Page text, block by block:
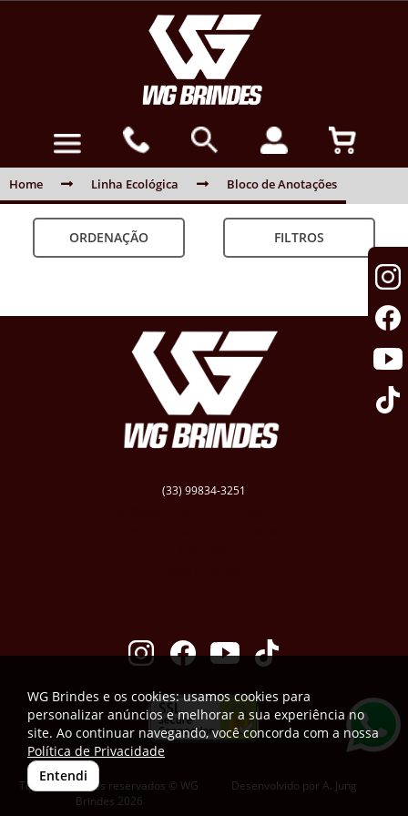
Home Linha Ecológica Bloco de Anotações
ORDENAÇÃO FILTROS
(33) 99834-3251
Todos os direitos reservados © WG
Brindes 2026
Desenvolvido por A. Jung
WG Brindes e os cookies: usamos cookies para
personalizar anúncios e melhorar a sua experiência no
site. Ao continuar navegando, você concorda com a nossa
Política de Privacidade
Entendi